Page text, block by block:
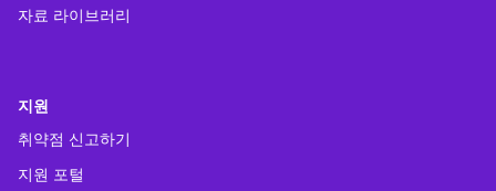
자료 라이브러리
지원
취약점 신고하기
지원 포털